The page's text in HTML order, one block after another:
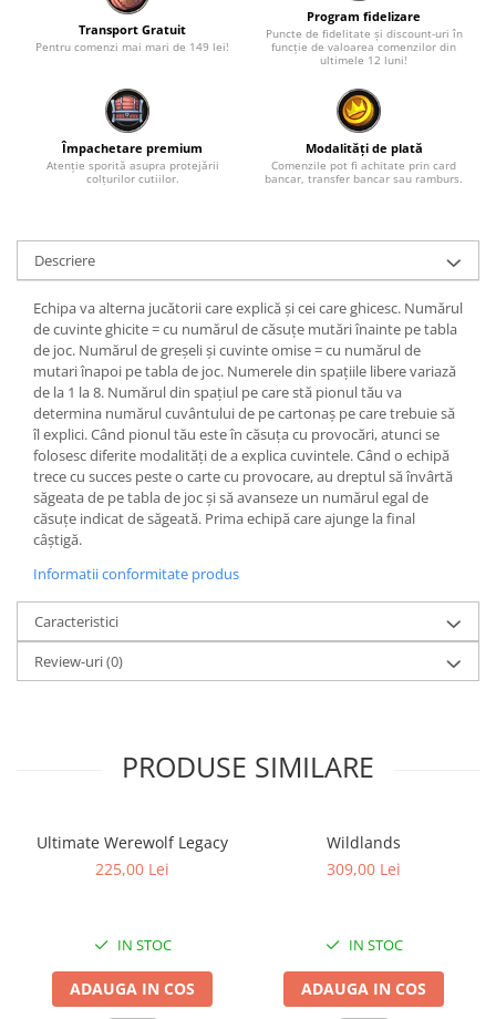
Transport Gratuit
Pentru comenzi mai mari de 149 lei!
Program fidelizare
Puncte de fidelitate și discount-uri în
funcție de valoarea comenzilor din
ultimele 12 luni!
Împachetare premium
Atenție sporită asupra protejării
colțurilor cutiilor.
Modalități de plată
Comenzile pot fi achitate prin card
bancar, transfer bancar sau ramburs.
Descriere
Echipa va alterna jucătorii care explică și cei care ghicesc. Numărul
de cuvinte ghicite = cu numărul de căsuțe mutări înainte pe tabla
de joc. Numărul de greșeli și cuvinte omise = cu numărul de
mutari înapoi pe tabla de joc. Numerele din spațiile libere variază
de la 1 la 8. Numărul din spațiul pe care stă pionul tău va
determina numărul cuvântului de pe cartonaș pe care trebuie să
îl explici. Când pionul tău este în căsuța cu provocări, atunci se
folosesc diferite modalități de a explica cuvintele. Când o echipă
trece cu succes peste o carte cu provocare, au dreptul să învârtă
săgeata de pe tabla de joc și să avanseze un numărul egal de
căsuțe indicat de săgeată. Prima echipă care ajunge la final
câștigă.
Informatii conformitate produs
Caracteristici
Review-uri(0)
PRODUSE SIMILARE
Ultimate Werewolf Legacy
225,00 Lei
IN STOC
ADAUGA IN COS
Wildlands
309,00 Lei
IN STOC
ADAUGA IN COS